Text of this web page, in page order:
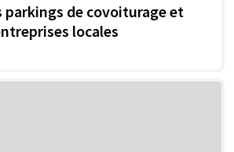
parkings de covoiturage et
locales